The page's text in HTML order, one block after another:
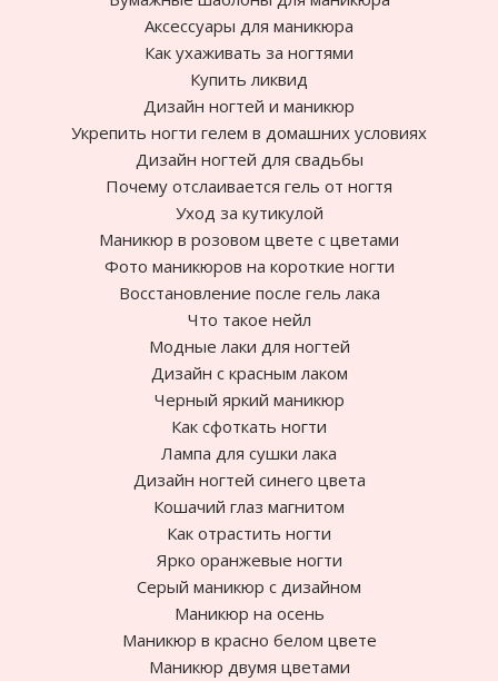
Аксессуары для маникюра
Как ухаживать за ногтями
Купить ликвид
Дизайн ногтей и маникюр
Укрепить ногти гелем в домашних условиях
Дизайн ногтей для свадьбы
Почему отслаивается гель от ногтя
Уход за кутикулой
Маникюр в розовом цвете с цветами
Фото маникюров на короткие ногти
Восстановление после гель лака
Что такое нейл
Модные лаки для ногтей
Дизайн с красным лаком
Черный яркий маникюр
Как сфоткать ногти
Лампа для сушки лака
Дизайн ногтей синего цвета
Кошачий глаз магнитом
Как отрастить ногти
Ярко оранжевые ногти
Cерый маникюр с дизайном
Маникюр на осень
Маникюр в красно белом цвете
Маникюр двумя цветами